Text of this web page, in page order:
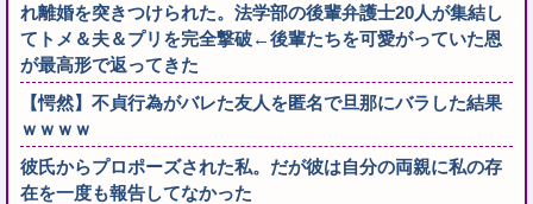
れ離婚を突きつけられた。法学部の後輩弁護士20人が集結し
てトメ＆夫＆プリを完全撃破←後輩たちを可愛がっていた恩
が最高形で返ってきた
【愕然】不貞行為がバレた友人を匿名で旦那にバラした結果
ｗｗｗｗ
彼氏からプロポーズされた私。だが彼は自分の両親に私の存
在を一度も報告してなかった